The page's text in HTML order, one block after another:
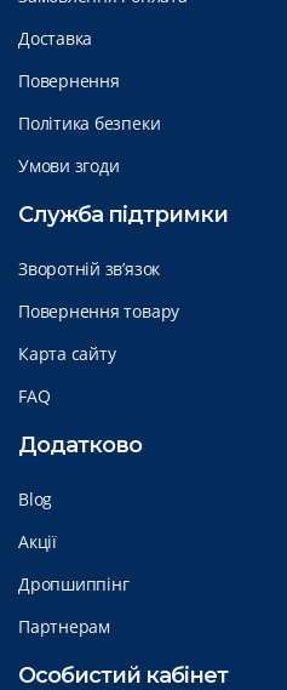
Доставка
Повернення
Політика безпеки
Умови згоди
Служба підтримки
Зворотній зв’язок
Повернення товару
Карта сайту
FAQ
Додатково
Blog
Акції
Дропшиппінг
Партнерам
Особистий кабінет